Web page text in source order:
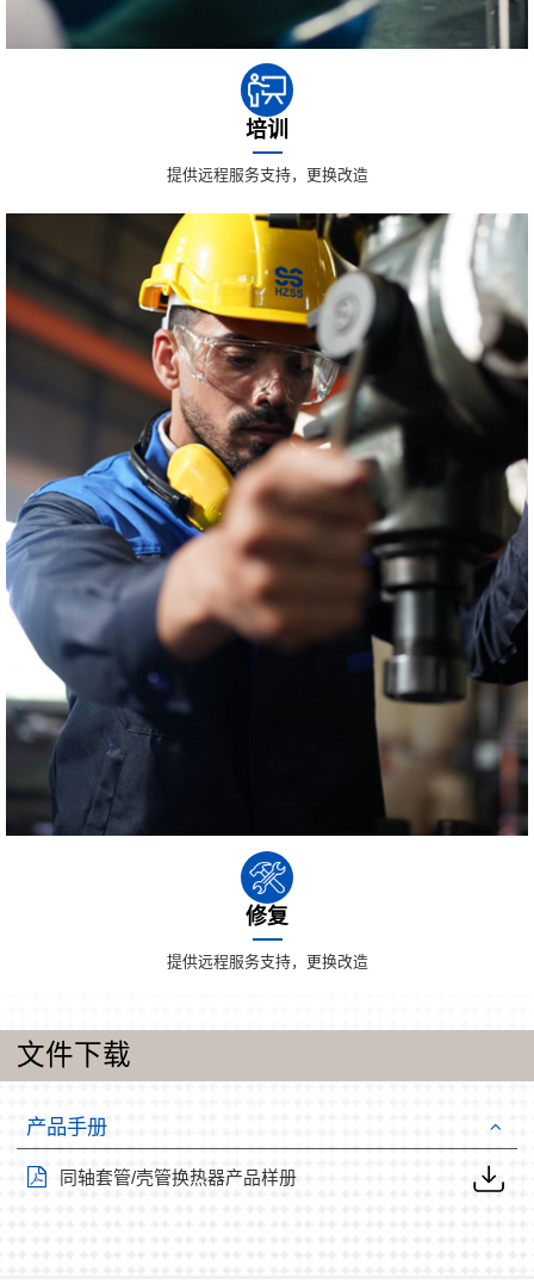
培训
提供远程服务支持，更换改造
修复
提供远程服务支持，更换改造
文件下载
产品手册
同轴套管/壳管换热器产品样册